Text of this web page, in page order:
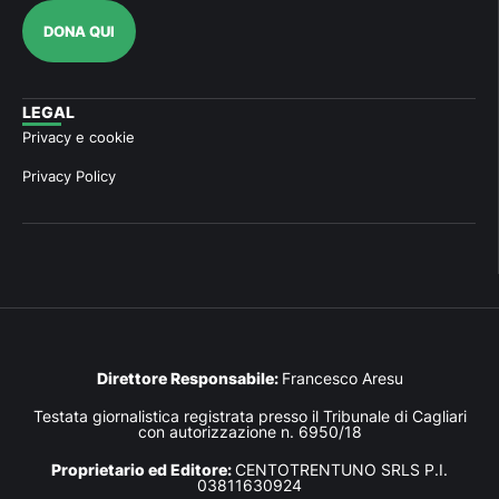
DONA QUI
LEGAL
Privacy e cookie
Privacy Policy
Direttore Responsabile: Francesco Aresu
Testata giornalistica registrata presso il Tribunale di Cagliari
con autorizzazione n. 6950/18
Proprietario ed Editore:CENTOTRENTUNO SRLS P.I.
03811630924